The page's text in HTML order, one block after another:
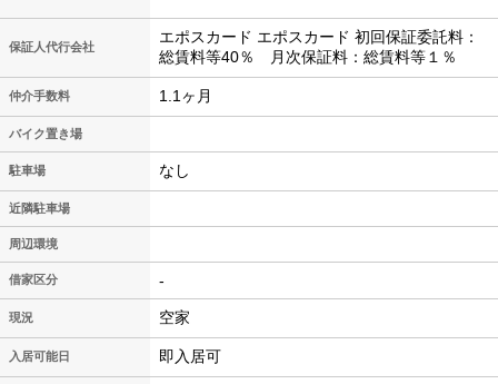
保証人代行会社
エポスカード エポスカード 初回保証委託料：
総賃料等40％ 月次保証料：総賃料等１％
仲介手数料 1.1ヶ月
バイク置き場
駐車場 なし
近隣駐車場
周辺環境
借家区分 -
現況 空家
入居可能日 即入居可